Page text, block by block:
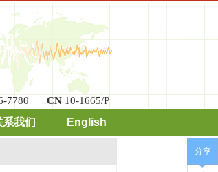
7780 CN 10-1665/P
系我们 English
分享